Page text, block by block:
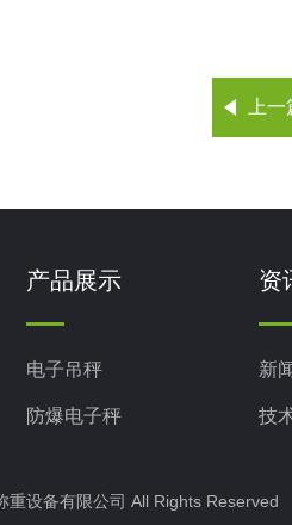
上
产品展示
电子吊秤
防爆电子秤
电子汽车衡
资
新
技
重设备有限公司 All Rights